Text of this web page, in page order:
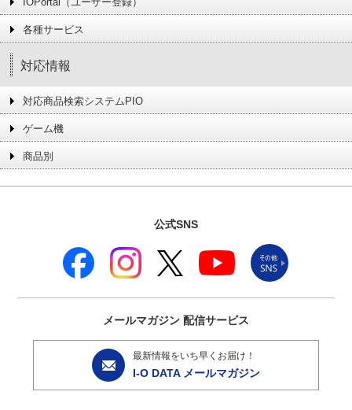
各種サービス
対応情報
対応商品検索システムPIO
ゲーム機
商品別
公式SNS
メールマガジン 配信サービス
最新情報をいち早くお届け！
I-O DATA メールマガジン